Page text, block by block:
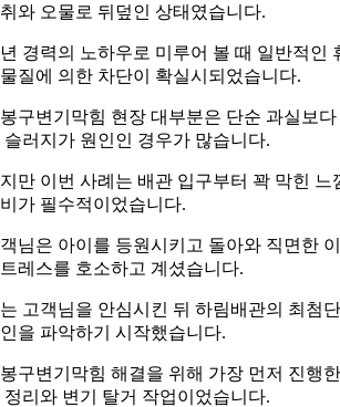
와 오물로 뒤덮인 상태였습니다.
경력의 노하우로 미루어 볼 때 일반적인
질에 의한 차단이 확실시되었습니다.
구변기막힘 현장 대부분은 단순 과실보
슬러지가 원인인 경우가 많습니다.
만 이번 사례는 배관 입구부터 꽉 막힌 느
가 필수적이었습니다.
님은 아이를 등원시키고 돌아와 직면한
레스를 호소하고 계셨습니다.
고객님을 안심시킨 뒤 하림배관의 최첨
을 파악하기 시작했습니다.
구변기막힘 해결을 위해 가장 먼저 진행
정리와 변기 탈거 작업이었습니다.